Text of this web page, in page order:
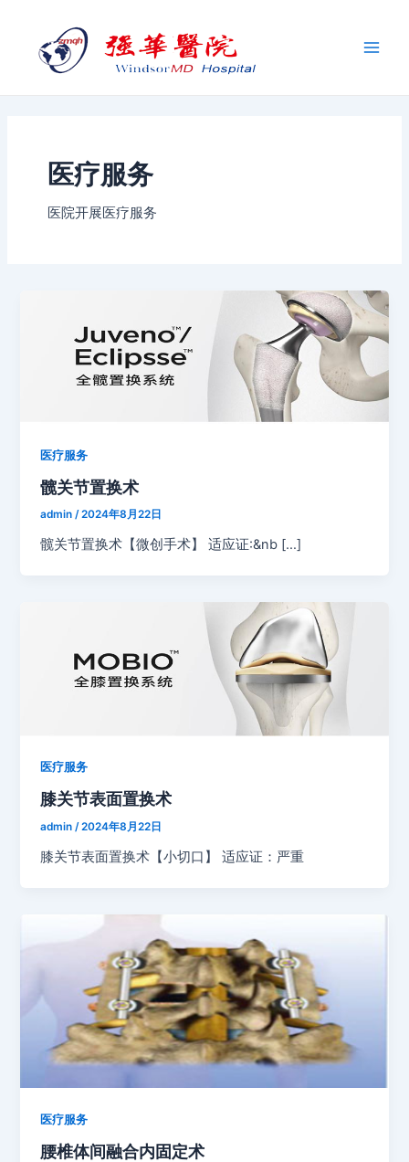
医疗服务
医院开展医疗服务
医疗服务
髋关节置换术
admin/2024年8月22日
髋关节置换术【微创手术】 适应证:&nb […]
医疗服务
膝关节表面置换术
admin/2024年8月22日
膝关节表面置换术【小切口】 适应证：严重
医疗服务
腰椎体间融合内固定术